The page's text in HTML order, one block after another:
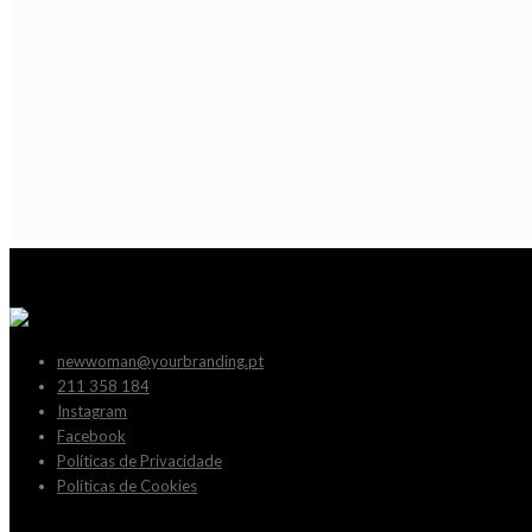
newwoman@yourbranding.pt
211 358 184
Instagram
Facebook
Políticas de Privacidade
Políticas de Cookies